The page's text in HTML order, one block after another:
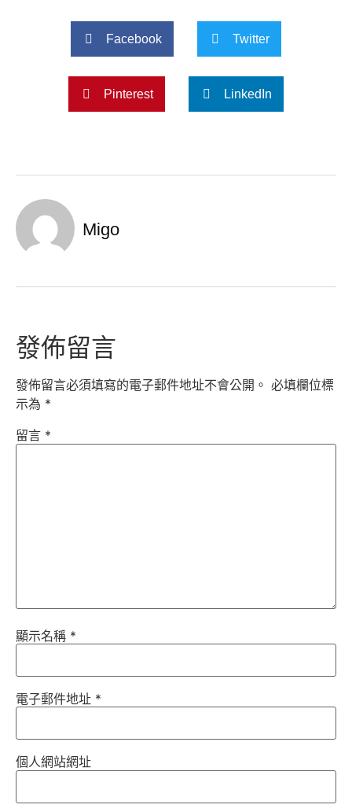
Facebook Twitter
Pinterest LinkedIn
Migo
發佈留言
發佈留言必須填寫的電子郵件地址不會公開。 必填欄位標
示為 *
留言 *
顯示名稱 *
電子郵件地址 *
個人網站網址